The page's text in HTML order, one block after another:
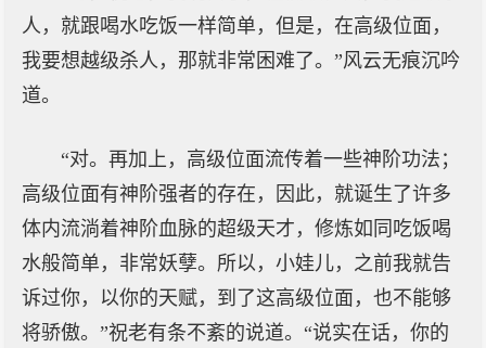
人，就跟喝水吃饭一样简单，但是，在高级位面，
我要想越级杀人，那就非常困难了。”风云无痕沉吟
道。
“对。再加上，高级位面流传着一些神阶功法；
高级位面有神阶强者的存在，因此，就诞生了许多
体内流淌着神阶血脉的超级天才，修炼如同吃饭喝
水般简单，非常妖孽。所以，小娃儿，之前我就告
诉过你，以你的天赋，到了这高级位面，也不能够
将骄傲。”祝老有条不紊的说道。“说实在话，你的